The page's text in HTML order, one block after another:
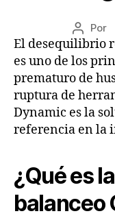
Por
El desequilibrio
es uno de los
prematuro de
ruptura de
Dynamic es la
referencia en la
¿Qué es
balanceo